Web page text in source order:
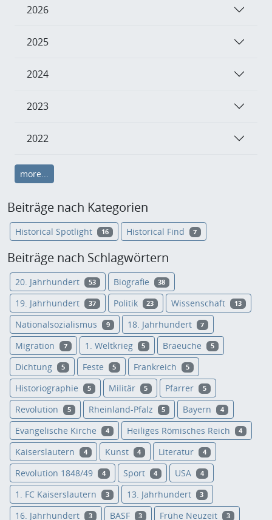
2026
2025
2024
2023
2022
more...
Beiträge nach Kategorien
Historical Spotlight 16 Historical Find 7
Beiträge nach Schlagwörtern
20. Jahrhundert 53 Biografie 38
19. Jahrhundert 37 Politik 23 Wissenschaft 13
Nationalsozialismus 9 18. Jahrhundert 7
Migration 7 1. Weltkrieg 5 Braeuche 5
Dichtung 5 Feste 5 Frankreich 5
Historiographie 5 Militär 5 Pfarrer 5
Revolution 5 Rheinland-Pfalz 5 Bayern 4
Evangelische Kirche 4 Heiliges Römisches Reich 4
Kaiserslautern 4 Kunst 4 Literatur 4
Revolution 1848/49 4 Sport 4 USA 4
1. FC Kaiserslautern 3 13. Jahrhundert 3
16. Jahrhundert 3 BASF 3 Frühe Neuzeit 3